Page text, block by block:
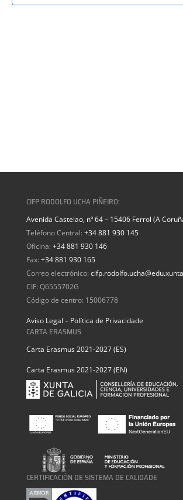
CIFP RODOLFO UCHA PIÑEIRO:
Avenida Castelao, nº 64 – 15406 Ferrol (A
Teléfono Central: +34 881 930 145
Oficina: +34 881 930 146
Fax: +34 881 930 165
Correo electrónico:
CIF: Q6555702G
Código de centro: 15006778
Aviso Legal – Política de Privacidade
CARTA ERASMUS
Carta Erasmus 2021-2027 (ES)
Carta Erasmus 2021-2027 (EN)
CERTIFICACIÓN DE SISTEMA DE CALIDADE